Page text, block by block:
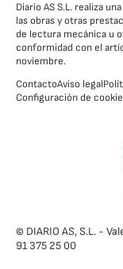
Diario AS S.L. realiza
las obras y otras
de lectura mecánica u
conformidad con el
noviembre.
ContactoAviso legal
Configuración de
© DIARIO AS, S.L. -
91 375 25 00